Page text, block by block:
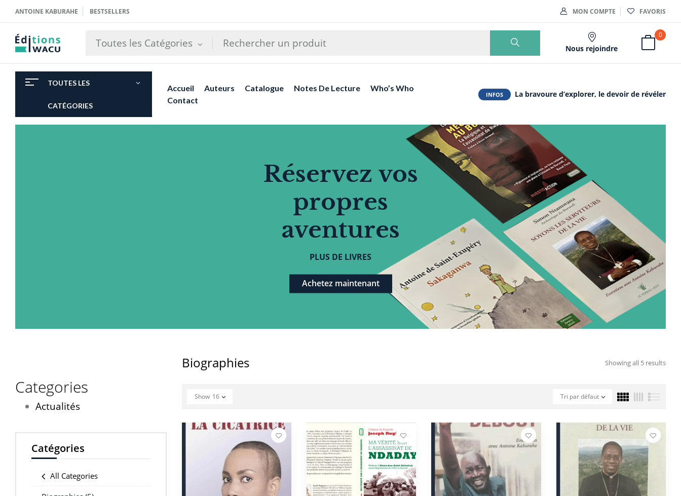
ANTOINE KABURAHE BESTSELLERS MON COMPTE FAVORIS
Toutes les Catégories Nous rejoindre
0
TOUTES LES
CATÉGORIES
Accueil Auteurs Catalogue Notes De Lecture
Who’s Who
Contact
INFOS La bravoure d’explorer, le devoir de révéler
Réservez vos
propres
aventures
PLUS DE LIVRES
Achetez maintenant
Categories
Actualités
Catégories
All Categories
Biographies Showing all 5 results
Tri par défaut
Show 16